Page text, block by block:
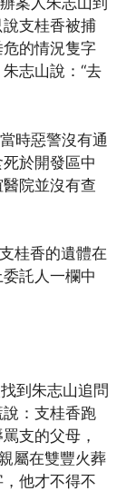
支桂香被捕
的情況隻字
志山說：“去
時惡警沒有通
於開發區中
院並沒有查
桂香的遺體在
託人一欄中
到朱志山追問
：支桂香跑
支的父母，
屬在雙豐火葬
他才不得不